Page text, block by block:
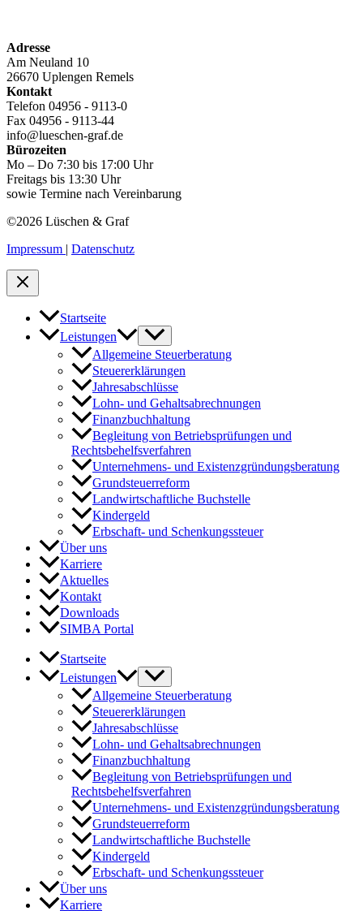
Adresse
Am Neuland 10
26670 Uplengen Remels
Kontakt
Telefon 04956 - 9113-0
Fax 04956 - 9113-44
info@lueschen-graf.de
Bürozeiten
Mo – Do 7:30 bis 17:00 Uhr
Freitags bis 13:30 Uhr
sowie Termine nach Vereinbarung
©2026 Lüschen & Graf
Impressum | Datenschutz
Startseite
Leistungen
Allgemeine Steuerberatung
Steuererklärungen
Jahresabschlüsse
Lohn- und Gehaltsabrechnungen
Finanzbuchhaltung
Begleitung von Betriebsprüfungen und
Rechtsbehelfsverfahren
Unternehmens- und Existenzgründungsberatung
Grundsteuerreform
Landwirtschaftliche Buchstelle
Kindergeld
Erbschaft- und Schenkungssteuer
Über uns
Karriere
Aktuelles
Kontakt
Downloads
SIMBA Portal
Startseite
Leistungen
Allgemeine Steuerberatung
Steuererklärungen
Jahresabschlüsse
Lohn- und Gehaltsabrechnungen
Finanzbuchhaltung
Begleitung von Betriebsprüfungen und
Rechtsbehelfsverfahren
Unternehmens- und Existenzgründungsberatung
Grundsteuerreform
Landwirtschaftliche Buchstelle
Kindergeld
Erbschaft- und Schenkungssteuer
Über uns
Karriere